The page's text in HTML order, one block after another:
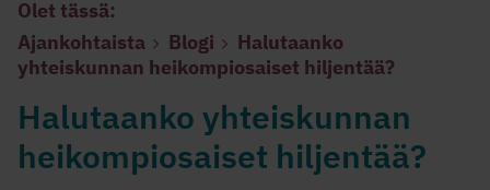
Olet tässä:
Ajankohtaista
Blogi
Halutaanko
yhteiskunnan heikompiosaiset hiljentää?
Halutaanko yhteiskunnan
heikompiosaiset hiljentää?